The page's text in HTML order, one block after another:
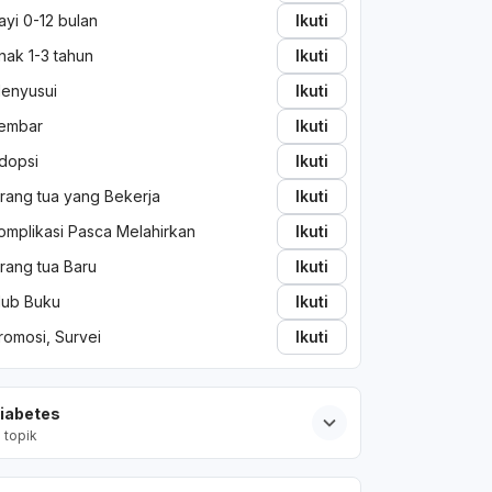
0-12 bulan
Ikuti
1-3 tahun
Ikuti
Ikuti
Ikuti
Ikuti
tua yang Bekerja
Ikuti
Pasca Melahirkan
Ikuti
tua Baru
Ikuti
Buku
Ikuti
Survei
Ikuti
topik